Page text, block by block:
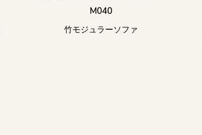
M040
竹モジュラーソファ